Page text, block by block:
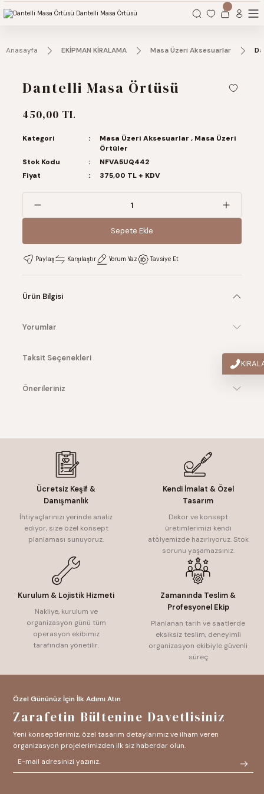
Organizasyonlarınız için tüm ihtiyaçlarınız burada.
Anasayfa EKİPMAN KİRALAMA Masa Üzeri Aksesuarlar
Dantelli Masa Örtüsü
450,00 TL
Kategori Masa Üzeri Aksesuarlar , Masa Üzeri
Örtüler
Stok Kodu
NFVA5UQ442
Fiyat
375,00 TL + KDV
Sepete Ekle
Sepete Ekle
Paylaş Karşılaştır Yorum Yaz Tavsiye Et
Ürün Bilgisi
Yorumlar
Taksit Seçenekleri
Önerileriniz
Ücretsiz Keşif &
Danışmanlık
İhtiyaçlarınızı yerinde analiz
ediyor, size özel konsept
planlaması sunuyoruz.
Kendi İmalat & Özel
Tasarım
Dekor ve konsept
üretimlerimizi kendi
atölyemizde hazırlıyoruz. Stok
sorunu yaşamazsınız.
Kurulum & Lojistik Hizmeti
Nakliye, kurulum ve
organizasyon günü tüm
operasyon ekibimiz
tarafından yönetilir.
Zamanında Teslim &
Profesyonel Ekip
Planlanan tarih ve saatlerde
eksiksiz teslim, deneyimli
organizasyon ekibiyle güvenli
süreç
Özel Gününüz İçin İlk Adımı Atın
Zarafetin Bültenine Davetlisiniz
Yeni konseptlerimiz, özel tasarım detaylarımız ve ilham veren
organizasyon projelerimizden ilk siz haberdar olun.